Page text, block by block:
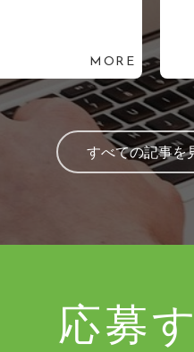
MORE
すべての記事を
応募